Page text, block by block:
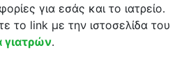
για εσάς και το ιατρείο.
το link με την ιστοσελίδα του
γιατρών.